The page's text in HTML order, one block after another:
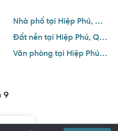
Nhà phố tại Hiệp Phú, Quận 9
Đất nền tại Hiệp Phú, Quận 9
Văn phòng tại Hiệp Phú, Quận 9
9